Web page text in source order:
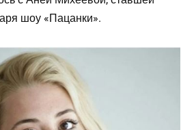
шоу «Пацанки».